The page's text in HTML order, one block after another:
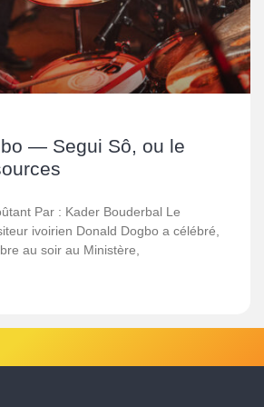
— Segui Sô, ou le
Par : Kader Bouderbal Le
ivoirien Donald Dogbo a célébré,
au soir au Ministère,